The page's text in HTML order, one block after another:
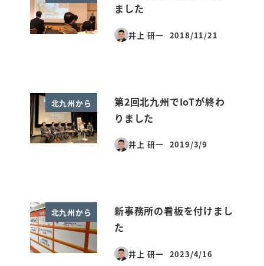
ました
井上 研一
投稿日
2018/11/21
北九州から
第2回北九州でIoTが終わ
りました
井上 研一
投稿日
2019/3/9
北九州から
新事務所の看板を付けまし
た
井上 研一
投稿日
2023/4/16